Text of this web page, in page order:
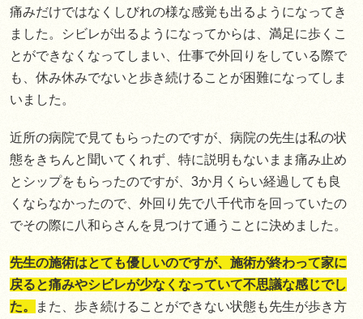
痛みだけではなくしびれの様な感覚も出るようになってき
ました。シビレが出るようになってからは、満足に歩くこ
とができなくなってしまい、仕事で外回りをしている際で
も、休み休みでないと歩き続けることが困難になってしま
いました。
近所の病院で見てもらったのですが、病院の先生は私の状
態をきちんと聞いてくれず、特に説明もないまま痛み止め
とシップをもらったのですが、3か月くらい経過しても良
くならなかったので、外回り先で八千代市を回っていたの
でその際に八和らさんを見つけて通うことに決めました。
先生の施術はとても優しいのですが、施術が終わって家に
戻ると痛みやシビレが少なくなっていて不思議な感じでし
た。
また、歩き続けることができない状態も先生が歩き方